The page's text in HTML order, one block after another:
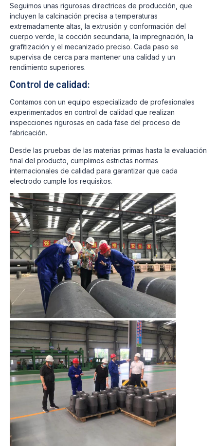
Seguimos unas rigurosas directrices de producción, que
incluyen la calcinación precisa a temperaturas
extremadamente altas, la extrusión y conformación del
cuerpo verde, la cocción secundaria, la impregnación, la
grafitización y el mecanizado preciso. Cada paso se
supervisa de cerca para mantener una calidad y un
rendimiento superiores.
Control de calidad:
Contamos con un equipo especializado de profesionales
experimentados en control de calidad que realizan
inspecciones rigurosas en cada fase del proceso de
fabricación.
Desde las pruebas de las materias primas hasta la evaluación
final del producto, cumplimos estrictas normas
internacionales de calidad para garantizar que cada
electrodo cumple los requisitos.